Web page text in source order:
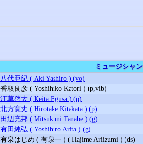
ミュージシャン
八代亜紀 ( Aki Yashiro ) (vo)
香取良彦 ( Yoshihiko Katori ) (p,vib)
江草啓太 ( Keita Egusa ) (p)
北方寛丈 ( Hirotake Kitakata ) (p)
田辺充邦 ( Mitsukuni Tanabe ) (g)
有田純弘 ( Yoshihiro Arita ) (g)
有泉はじめ ( 有泉一 ) ( Hajime Ariizumi ) (ds)